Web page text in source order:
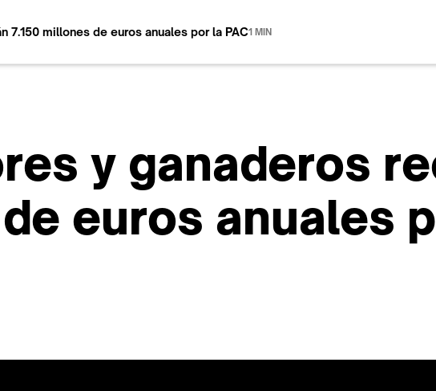
7.150 millones de euros anuales por la PAC1 MIN
y ganaderos
euros anuales